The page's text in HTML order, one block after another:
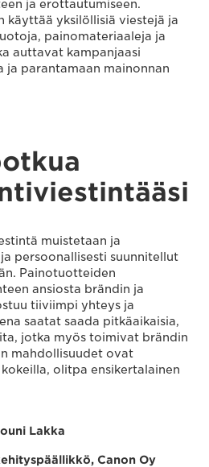
ja erottautumiseen.
käyttää yksilöllisiä viestejä ja
painomateriaaleja ja
auttavat kampanjaasi
parantamaan mainonnan
muistetaan ja
persoonallisesti suunnitellut
Painotuotteiden
ansiosta brändin ja
tiiviimpi yhteys ja
saatat saada pitkäaikaisia,
jotka myös toimivat brändin
mahdollisuudet ovat
olitpa ensikertalainen
Lakka
Canon Oy